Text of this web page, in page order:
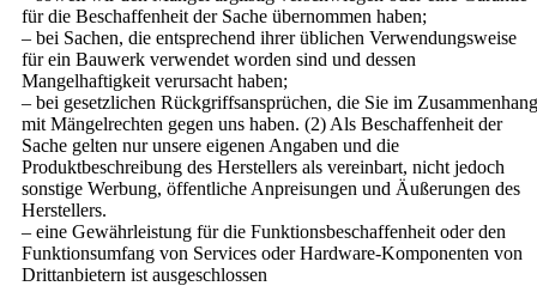
für die Beschaffenheit der Sache übernommen haben;
– bei Sachen, die entsprechend ihrer üblichen Verwendungsweise
für ein Bauwerk verwendet worden sind und dessen
Mangelhaftigkeit verursacht haben;
– bei gesetzlichen Rückgriffsansprüchen, die Sie im Zusammenhang
mit Mängelrechten gegen uns haben. (2) Als Beschaffenheit der
Sache gelten nur unsere eigenen Angaben und die
Produktbeschreibung des Herstellers als vereinbart, nicht jedoch
sonstige Werbung, öffentliche Anpreisungen und Äußerungen des
Herstellers.
– eine Gewährleistung für die Funktionsbeschaffenheit oder den
Funktionsumfang von Services oder Hardware-Komponenten von
Drittanbietern ist ausgeschlossen